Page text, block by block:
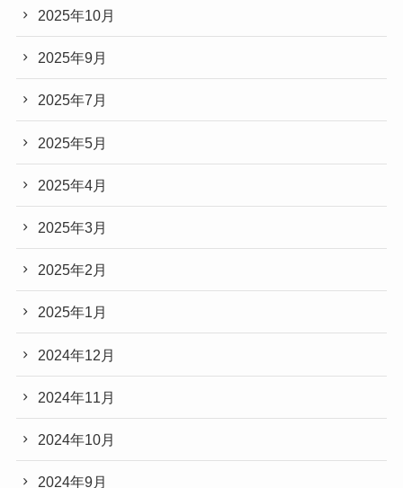
2025年10月
2025年9月
2025年7月
2025年5月
2025年4月
2025年3月
2025年2月
2025年1月
2024年12月
2024年11月
2024年10月
2024年9月